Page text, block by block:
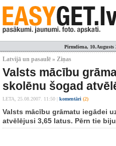
Pirmdiena, 10.Augusts
Latvijā un pasaulē » Ziņas
Valsts mācību
skolēnu šogad
LETA, 25.08.2007. 11:50 komentāri (2)
Valsts mācību grāmatu iegādei
atvēlējusi 3,65 latus. Pērn tie